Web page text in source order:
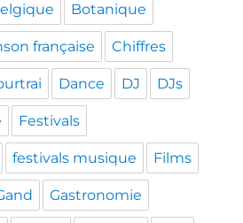
Botanique
française Chiffres
Dance DJ DJs
Festivals
festivals musique Films
Gastronomie